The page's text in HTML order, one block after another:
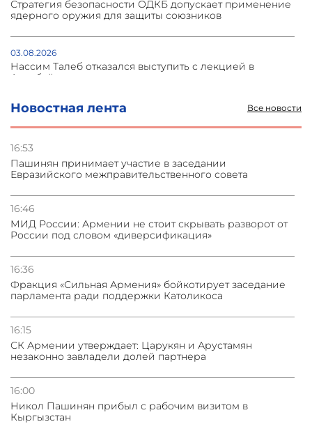
Новостная лента Все новости
16:53
Пашинян принимает участие в заседании
Евразийского межправительственного совета
16:46
МИД России: Армении не стоит скрывать разворот от
России под словом «диверсификация»
16:36
Фракция «Сильная Армения» бойкотирует заседание
парламента ради поддержки Католикоса
16:15
СК Армении утверждает: Царукян и Арустамян
незаконно завладели долей партнера
16:00
Никол Пашинян прибыл с рабочим визитом в
Кыргызстан
Стратегия безопасности ОДКБ допускает применение
ядерного оружия для защиты союзников
03.08.2026
Нассим Талеб отказался выступить с лекцией в
Азербайджане
31.07.2026
Сотрудничество и очереди – детали визита главы
31.07.2026
31.07.2026
условии прекращения огня